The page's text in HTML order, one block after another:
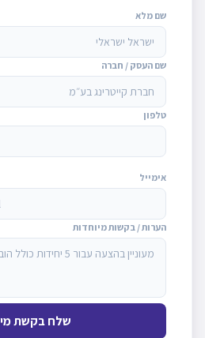
שם מלא
שם העסק / חברה
טלפון
אימייל
הערות / בקשות מיוחדות
שלח בקשת